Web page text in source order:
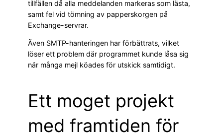
tillfällen då alla meddelanden markeras som lästa,
samt fel vid tömning av papperskorgen på
Exchange-servrar.
Även SMTP-hanteringen har förbättrats, vilket
löser ett problem där programmet kunde låsa sig
när många mejl köades för utskick samtidigt.
Ett moget projekt
med framtiden för